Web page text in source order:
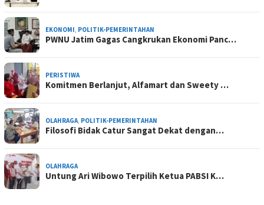
EKONOMI, POLITIK-PEMERINTAHAN
PWNU Jatim Gagas Cangkrukan Ekonomi Panc…
PERISTIWA
Komitmen Berlanjut, Alfamart dan Sweety …
OLAHRAGA, POLITIK-PEMERINTAHAN
Filosofi Bidak Catur Sangat Dekat dengan…
OLAHRAGA
Untung Ari Wibowo Terpilih Ketua PABSI K…